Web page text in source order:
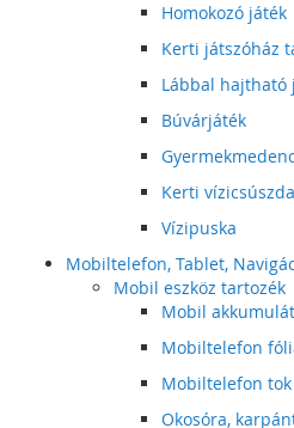
Homokozó játék
Kerti játszóház
Lábbal hajtható
Búvárjáték
Kerti vízicsúszda
Vízipuska
Mobiltelefon, Tablet,
Mobil eszköz tartozék
Mobil
Mobiltelefon
Mobiltelefon tok
Okosóra,